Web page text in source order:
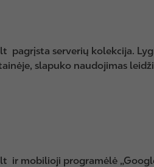
pagrįsta serverių kolekcija.
slapuko naudojimas
ir mobilioji programėlė